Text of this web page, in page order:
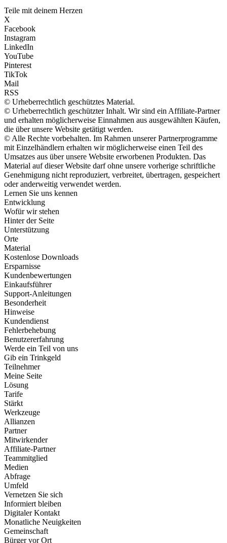
Teile mit deinem Herzen
X
Facebook
Instagram
LinkedIn
YouTube
Pinterest
TikTok
Mail
RSS
© Urheberrechtlich geschütztes Material.
© Urheberrechtlich geschützter Inhalt. Wir sind ein Affiliate-Partner
und erhalten möglicherweise Einnahmen aus ausgewählten Käufen,
die über unsere Website getätigt werden.
© Alle Rechte vorbehalten. Im Rahmen unserer Partnerprogramme
mit Einzelhändlern erhalten wir möglicherweise einen Teil des
Umsatzes aus über unsere Website erworbenen Produkten. Das
Material auf dieser Website darf ohne unsere vorherige schriftliche
Genehmigung nicht reproduziert, verbreitet, übertragen, gespeichert
oder anderweitig verwendet werden.
Lernen Sie uns kennen
Entwicklung
Wofür wir stehen
Hinter der Seite
Unterstützung
Orte
Material
Kostenlose Downloads
Ersparnisse
Kundenbewertungen
Einkaufsführer
Support-Anleitungen
Besonderheit
Hinweise
Kundendienst
Fehlerbehebung
Benutzererfahrung
Werde ein Teil von uns
Gib ein Trinkgeld
Teilnehmer
Meine Seite
Lösung
Tarife
Stärkt
Werkzeuge
Allianzen
Partner
Mitwirkender
Affiliate-Partner
Teammitglied
Medien
Abfrage
Umfeld
Vernetzen Sie sich
Informiert bleiben
Digitaler Kontakt
Monatliche Neuigkeiten
Gemeinschaft
Bürger vor Ort